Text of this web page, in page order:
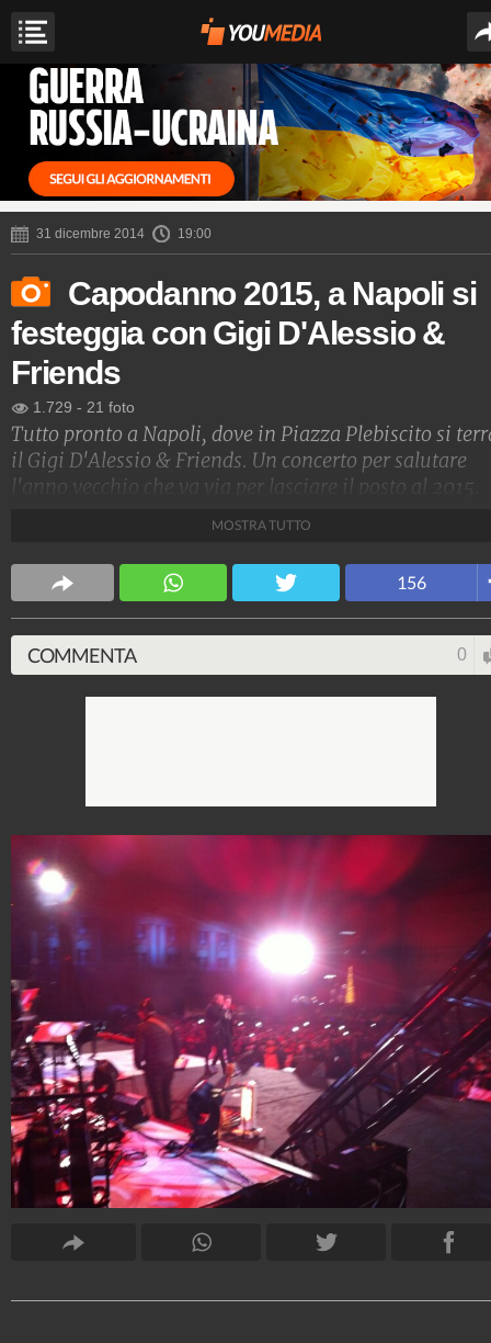
31 dicembre 2014 19:00
Capodanno 2015, a Napoli si
festeggia con Gigi D'Alessio &
Friends
1.729 - 21 foto
Tutto pronto a Napoli, dove in Piazza Plebiscito si
il Gigi D'Alessio & Friends. Un concerto per salutare
l'anno vecchio che va via per lasciare il posto al 2015.
MOSTRA TUTTO
156
COMMENTA 0